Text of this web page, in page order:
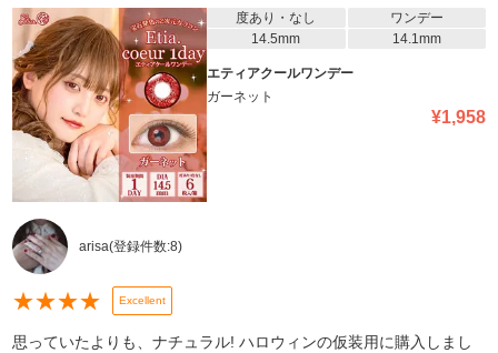
度あり・なし
ワンデー
14.5mm
14.1mm
エティアクールワンデー
ガーネット
¥1,958
arisa(登録件数:8)
★★★★ Excellent
思っていたよりも、ナチュラル! ハロウィンの仮装用に購入しまし